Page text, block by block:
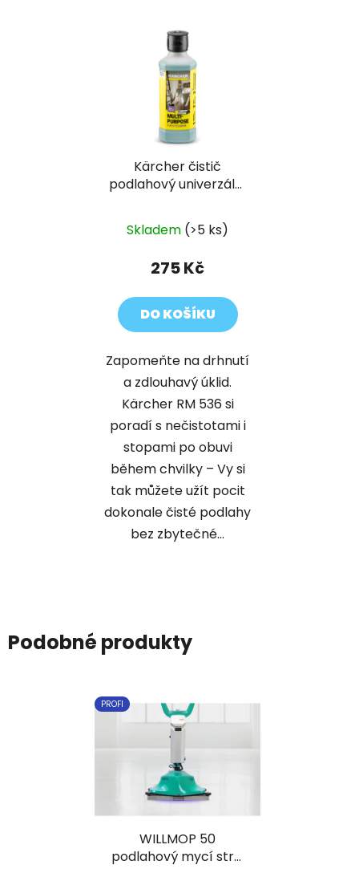
Kärcher čistič
podlahový univerzální
Skladem (>5 ks)
275 Kč
DO KOŠÍKU
Zapomeňte na drhnutí
a zdlouhavý úklid.
Kärcher RM 536 si
poradí s nečistotami i
stopami po obuvi
během chvilky – Vy si
tak můžete užít pocit
dokonale čisté podlahy
bez zbytečné...
Podobné produkty
PROFI
WILLMOP 50
podlahový mycí stroj